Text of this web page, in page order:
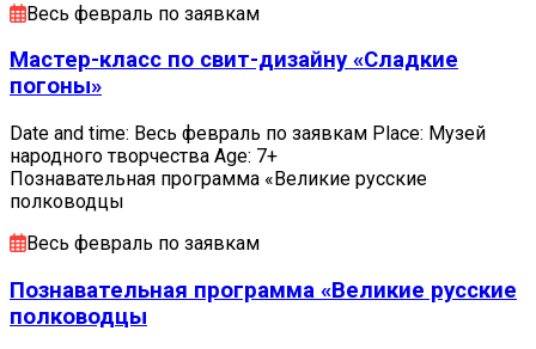
Весь февраль по заявкам
Мастер-класс по свит-дизайну «Сладкие
погоны»
Date and time: Весь февраль по заявкам Place: Музей
народного творчества Age: 7+
Познавательная программа «Великие русские
полководцы
Весь февраль по заявкам
Познавательная программа «Великие русские
полководцы